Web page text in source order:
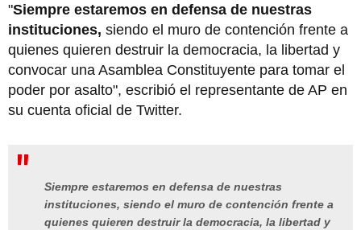
"Siempre estaremos en defensa de nuestras
instituciones, siendo el muro de contención frente a
quienes quieren destruir la democracia, la libertad y
convocar una Asamblea Constituyente para tomar el
poder por asalto", escribió el representante de AP en
su cuenta oficial de Twitter.
Siempre estaremos en defensa de nuestras
instituciones, siendo el muro de contención frente a
quienes quieren destruir la democracia, la libertad y